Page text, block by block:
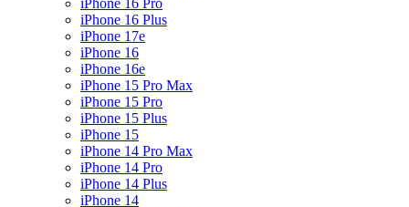
iPhone 16 Pro
iPhone 16 Plus
iPhone 17e
iPhone 16
iPhone 16e
iPhone 15 Pro Max
iPhone 15 Pro
iPhone 15 Plus
iPhone 15
iPhone 14 Pro Max
iPhone 14 Pro
iPhone 14 Plus
iPhone 14